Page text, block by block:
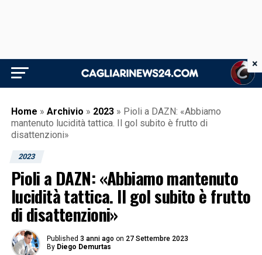
Home » Archivio » 2023 » Pioli a DAZN: «Abbiamo
mantenuto lucidità tattica. Il gol subito è frutto di
disattenzioni»
2023
Pioli a DAZN: «Abbiamo mantenuto
lucidità tattica. Il gol subito è frutto
di disattenzioni»
Published 3 anni ago on 27 Settembre 2023
By Diego Demurtas
×